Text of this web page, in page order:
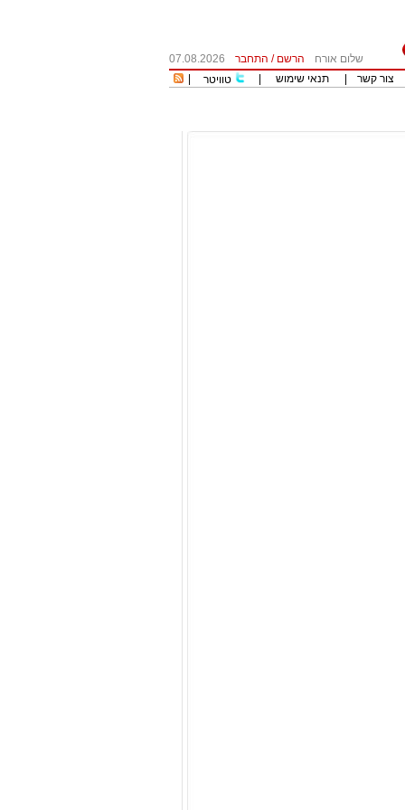
שלום אורח הרשם / התחבר
07.08.2026
צור קשר תנאי שימוש טוויטר